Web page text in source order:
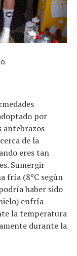
por
antebrazos
de la
eres tan
Sumergir
fría (8ºC según
haber sido
enfría
la temperatura
durante la